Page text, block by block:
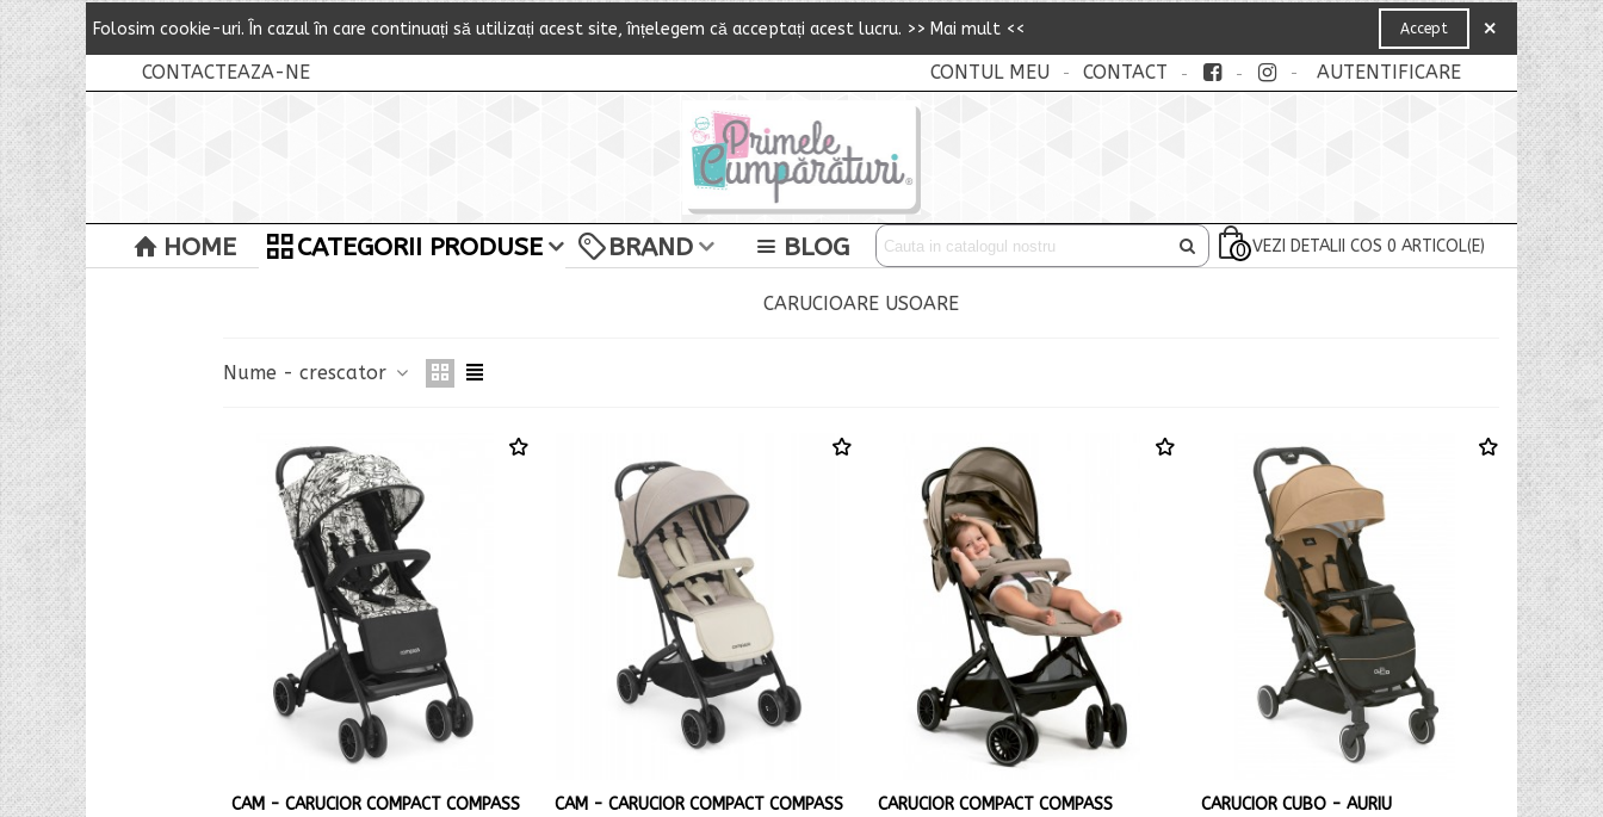
Folosim cookie-uri. n cazulîn care continuați să utilizați acest site,înțelegem că acceptați acest lucru. >> Mai mult << Accept ×
CONTACTEAZA-NE CONTUL MEU CONTACT AUTENTIFICARE
HOME CATEGORII PRODUSE BRAND BLOG 0 VEZI DETALII COS 0 ARTICOL(E)
CARUCIOARE USOARE
Nume - crescator
CAM - CARUCIOR COMPACT COMPASS
CAM - CARUCIOR COMPACT COMPASS
CARUCIOR COMPACT COMPASS
CARUCIOR CUBO - AURIU